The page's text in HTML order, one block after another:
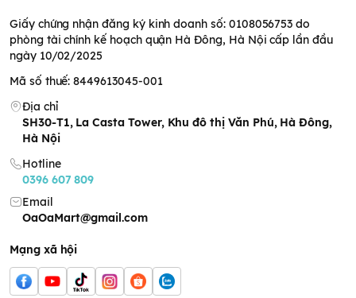
Giấy chứng nhận đăng ký kinh doanh số: 0108056753 do
phòng tài chính kế hoạch quận Hà Đông, Hà Nội cấp lần đầu
ngày 10/02/2025
Mã số thuế: 8449613045-001
Địa chỉ
SH30-T1, La Casta Tower, Khu đô thị Văn Phú, Hà Đông,
Hà Nội
Hotline
0396 607 809
Email
OaOaMart@gmail.com
Mạng xã hội